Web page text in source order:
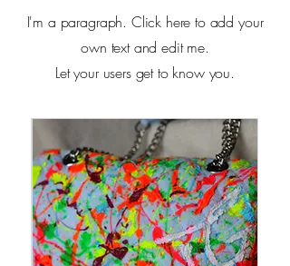
Guardian de la Tierra
السعر
I'm a paragraph. Click here to add your
own text and edit me.
Let your users get to know you.